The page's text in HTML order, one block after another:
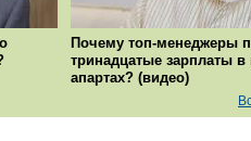
Почему топ-менеджеры
тринадцатые зарплаты в
апартах? (видео)